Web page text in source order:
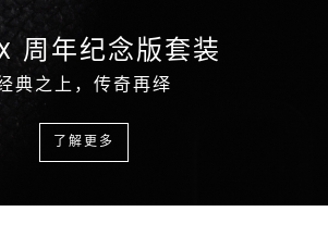
周年纪念版套装
典之上，传奇再绎
了解更多